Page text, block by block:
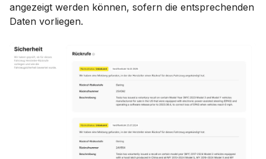
angezeigt werden können, sofern die entsprechenden
Daten vorliegen.